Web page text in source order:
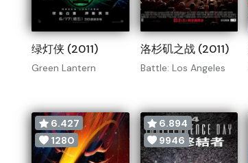
绿灯侠 (2011)
Green Lantern
洛杉矶之战 (2011)
Battle: Los Angeles
6.427
1280
6.894
9946